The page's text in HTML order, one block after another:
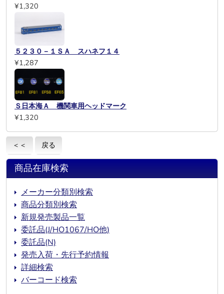
¥1,320
５２３０－１ＳＡ スハネフ１４
¥1,287
Ｓ日本海Ａ 機関車用ヘッドマーク
¥1,320
＜＜ 戻る
商品在庫検索
メーカー分類別検索
商品分類別検索
新規発売製品一覧
委託品(J/HO1067/HO他)
委託品(N)
発売入荷・先行予約情報
詳細検索
バーコード検索